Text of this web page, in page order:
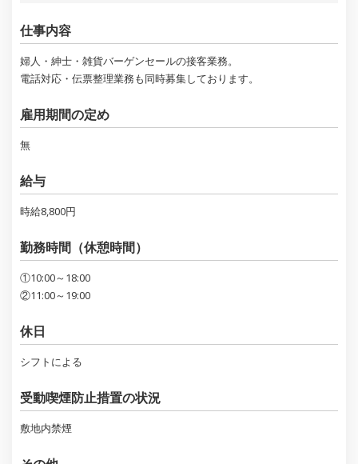
仕事内容
婦人・紳士・雑貨バーゲンセールの接客業務。
電話対応・伝票整理業務も同時募集しております。
雇用期間の定め
無
給与
時給8,800円
勤務時間（休憩時間）
①10:00～18:00
②11:00～19:00
休日
シフトによる
受動喫煙防止措置の状況
敷地内禁煙